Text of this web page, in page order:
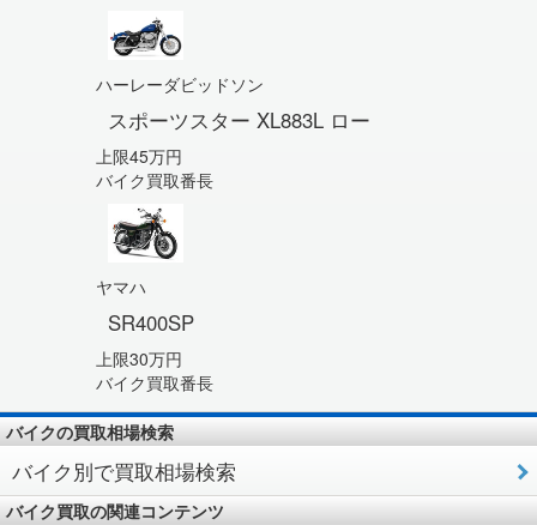
ハーレーダビッドソン
スポーツスター XL883L ロー
上限45万円
バイク買取番長
ヤマハ
SR400SP
上限30万円
バイク買取番長
バイクの買取相場検索
バイク別で買取相場検索
バイク買取の関連コンテンツ